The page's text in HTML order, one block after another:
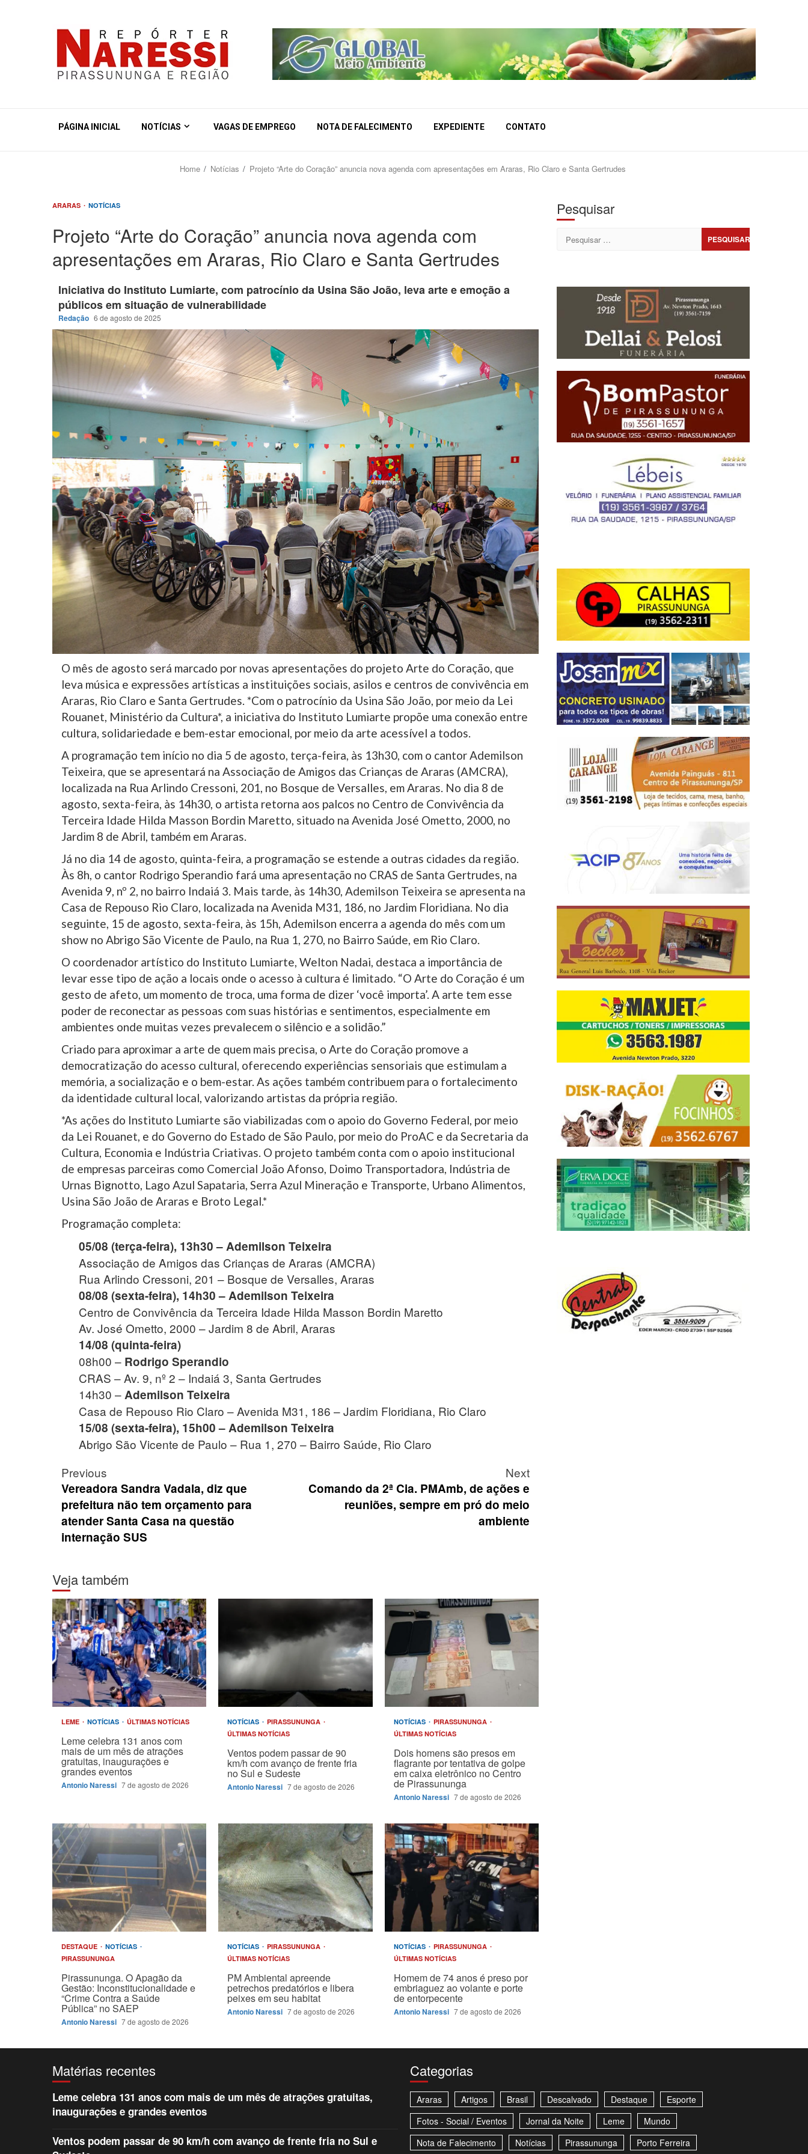
PÁGINA INICIAL NOTÍCIAS VAGAS DE EMPREGO NOTA DE FALECIMENTO EXPEDIENTE CONTATO
Home Notícias Projeto “Arte do Coração” anuncia nova agenda com apresentações em Araras, Rio Claro e Santa Gertrudes
ARARAS NOTÍCIAS
Projeto “Arte do Coração” anuncia nova agenda com
apresentações em Araras, Rio Claro e Santa Gertrudes
Iniciativa do Instituto Lumiarte, com patrocínio da Usina São João, leva arte e emoção a
públicos em situação de vulnerabilidade
Redação 6 de agosto de 2025
O mês de agosto será marcado por novas apresentações do projeto Arte do Coração, que
leva música e expressões artísticas a instituições sociais, asilos e centros de convivência em
Araras, Rio Claro e Santa Gertrudes. *Com o patrocínio da Usina São João, por meio da Lei
Rouanet, Ministério da Cultura*, a iniciativa do Instituto Lumiarte propõe uma conexão entre
cultura, solidariedade e bem-estar emocional, por meio da arte acessível a todos.
A programação tem início no dia 5 de agosto, terça-feira, às 13h30, com o cantor Ademilson
Teixeira, que se apresentará na Associação de Amigos das Crianças de Araras (AMCRA),
localizada na Rua Arlindo Cressoni, 201, no Bosque de Versalles, em Araras. No dia 8 de
agosto, sexta-feira, às 14h30, o artista retorna aos palcos no Centro de Convivência da
Terceira Idade Hilda Masson Bordin Maretto, situado na Avenida José Ometto, 2000, no
Jardim 8 de Abril, também em Araras.
Já no dia 14 de agosto, quinta-feira, a programação se estende a outras cidades da região.
Às 8h, o cantor Rodrigo Sperandio fará uma apresentação no CRAS de Santa Gertrudes, na
Avenida 9, nº 2, no bairro Indaiá 3. Mais tarde, às 14h30, Ademilson Teixeira se apresenta na
Casa de Repouso Rio Claro, localizada na Avenida M31, 186, no Jardim Floridiana. No dia
seguinte, 15 de agosto, sexta-feira, às 15h, Ademilson encerra a agenda do mês com um
show no Abrigo São Vicente de Paulo, na Rua 1, 270, no Bairro Saúde, em Rio Claro.
O coordenador artístico do Instituto Lumiarte, Welton Nadai, destaca a importância de
levar esse tipo de ação a locais onde o acesso à cultura é limitado. “O Arte do Coração é um
gesto de afeto, um momento de troca, uma forma de dizer ‘você importa’. A arte tem esse
poder de reconectar as pessoas com suas histórias e sentimentos, especialmente em
ambientes onde muitas vezes prevalecem o silêncio e a solidão.”
Criado para aproximar a arte de quem mais precisa, o Arte do Coração promove a
democratização do acesso cultural, oferecendo experiências sensoriais que estimulam a
memória, a socialização e o bem-estar. As ações também contribuem para o fortalecimento
da identidade cultural local, valorizando artistas da própria região.
*As ações do Instituto Lumiarte são viabilizadas com o apoio do Governo Federal, por meio
da Lei Rouanet, e do Governo do Estado de São Paulo, por meio do ProAC e da Secretaria da
Cultura, Economia e Indústria Criativas. O projeto também conta com o apoio institucional
de empresas parceiras como Comercial João Afonso, Doimo Transportadora, Indústria de
Urnas Bignotto, Lago Azul Sapataria, Serra Azul Mineração e Transporte, Urbano Alimentos,
Usina São João de Araras e Broto Legal.*
Programação completa:
05/08 (terça-feira), 13h30 – Ademilson Teixeira
Associação de Amigos das Crianças de Araras (AMCRA)
Rua Arlindo Cressoni, 201 – Bosque de Versalles, Araras
08/08 (sexta-feira), 14h30 – Ademilson Teixeira
Centro de Convivência da Terceira Idade Hilda Masson Bordin Maretto
Av. José Ometto, 2000 – Jardim 8 de Abril, Araras
14/08 (quinta-feira)
08h00 – Rodrigo Sperandio
CRAS – Av. 9, nº 2 – Indaiá 3, Santa Gertrudes
14h30 –Ademilson Teixeira
Casa de Repouso Rio Claro – Avenida M31, 186 – Jardim Floridiana, Rio Claro
15/08 (sexta-feira), 15h00 – Ademilson Teixeira
Abrigo São Vicente de Paulo – Rua 1, 270 – Bairro Saúde, Rio Claro
Post
navigation
Previous
Vereadora Sandra Vadala, diz que
prefeitura não tem orçamento para
atender Santa Casa na questão
internação SUS
Next
Comando da 2ª Cia. PMAmb, de ações e
reuniões, sempre em pró do meio
ambiente
Veja também
LEME NOTÍCIAS ÚLTIMAS NOTÍCIAS
Leme celebra 131 anos com
mais de um mês de atrações
gratuitas, inaugurações e
grandes eventos
Antonio Naressi 7 de agosto de 2026
NOTÍCIAS
PIRASSUNUNGA
ÚLTIMAS NOTÍCIAS
Ventos podem passar de 90
km/h com avanço de frente fria
no Sul e Sudeste
Antonio Naressi 7 de agosto de 2026
NOTÍCIAS
PIRASSUNUNGA
ÚLTIMAS NOTÍCIAS
Dois homens são presos em
flagrante por tentativa de golpe
em caixa eletrônico no Centro
de Pirassununga
Antonio Naressi 7 de agosto de 2026
DESTAQUE
NOTÍCIAS
PIRASSUNUNGA
Pirassununga. O Apagão da
Gestão: Inconstitucionalidade e
“Crime Contra a Saúde
Pública” no SAEP
Antonio Naressi 7 de agosto de 2026
NOTÍCIAS
PIRASSUNUNGA
ÚLTIMAS NOTÍCIAS
PM Ambiental apreende
petrechos predatórios e libera
peixes em seu habitat
Antonio Naressi 7 de agosto de 2026
NOTÍCIAS
PIRASSUNUNGA
ÚLTIMAS NOTÍCIAS
Homem de 74 anos é preso por
embriaguez ao volante e porte
de entorpecente
Antonio Naressi 7 de agosto de 2026
Pesquisar
Pesquisar
Matérias recentes
Leme celebra 131 anos com mais de um mês de atrações gratuitas,
inaugurações e grandes eventos
Ventos podem passar de 90 km/h com avanço de frente fria no Sul e
Categorias
Araras Artigos Brasil Descalvado Destaque
Esporte
Fotos - Social / Eventos
Jornal da Noite Leme
Mundo
Nota de Falecimento
Notícias Pirassununga Porto Ferreira